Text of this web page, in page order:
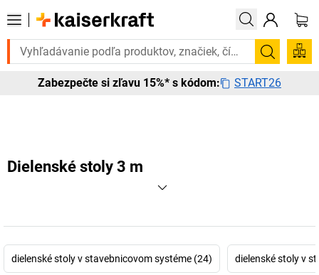
to urgentne? Vybrané bestsellery doručíme do 72 hodín. Objavte
Zabezpečte si zľavu 15%* s kódom: START26
Dielenské stoly 3 m
dielenské stoly v stavebnicovom systéme (24) dielenské stoly v